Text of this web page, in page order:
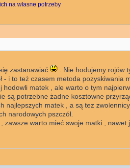
na własne potrzeby
zastanawiać
. Nie hodujemy rojów
- i to też czasem metoda pozyskiwania
hodowli matek , ale warto o tym
są potrzebne żadne kosztowne
najlepszych matek , a są tez
narodowych pszczół.
zawsze warto mieć swoje matki , nawet